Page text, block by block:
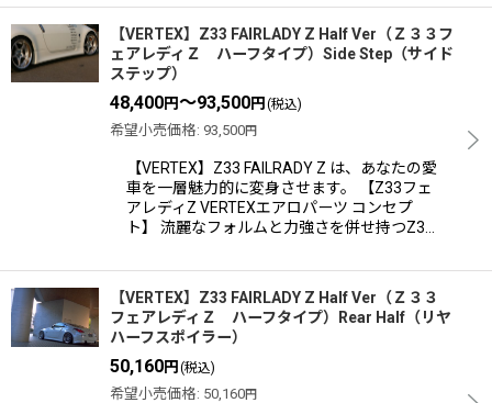
【VERTEX】Z33 FAIRLADY Z Half Ver（Ｚ３３フ
ェアレディＺ ハーフタイプ）Side Step（サイド
ステップ）
48,400円～93,500円 (税込)
希望小売価格: 93,500円
【VERTEX】Z33 FAILRADY Z は、あなたの愛
車を一層魅力的に変身させます。 【Z33フェ
アレディZ VERTEXエアロパーツ コンセプ
ト】 流麗なフォルムと力強さを併せ持つZ3…
【VERTEX】Z33 FAIRLADY Z Half Ver（Ｚ３３
フェアレディＺ ハーフタイプ）Rear Half（リヤ
ハーフスポイラー）
50,160円 (税込)
希望小売価格: 50,160円